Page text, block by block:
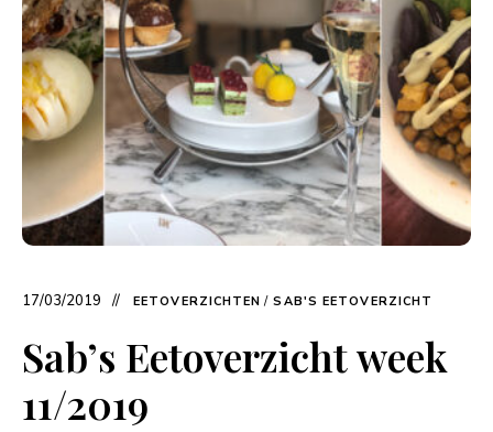
17/03/2019 EETOVERZICHTEN / SAB'S EETOVERZICHT
Sab’s Eetoverzicht week
11/2019